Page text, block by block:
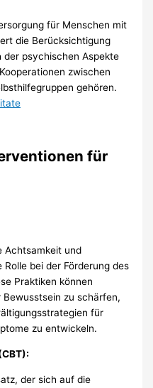
für Menschen mit
die Berücksichtigung
der psychischen Aspekte
zwischen
gehören.
für
Achtsamkeit und
bei der Förderung des
Praktiken können
Bewusstsein zu schärfen,
für
zu entwickeln.
der sich auf die